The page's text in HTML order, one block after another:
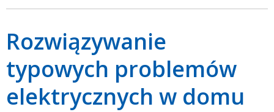
Rozwiązywanie
typowych problemów
elektrycznych w domu